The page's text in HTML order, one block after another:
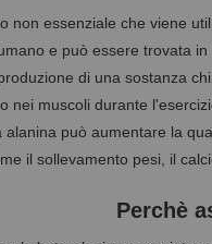
non essenziale che viene
e può essere trovata
di una sostanza
nei muscoli durante
può aumentare la
il sollevamento pesi, il
Perchè